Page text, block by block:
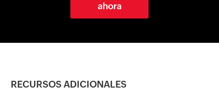
ahora
RECURSOS ADICIONALES